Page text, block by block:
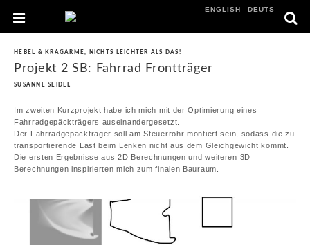
ENGLISH DEUTSCH
HEBEL & KRAGARME, NICHTS LEICHTER ALS DAS!
Projekt 2 SB: Fahrrad Frontträger
SUSANNE SEIDEL
Im zweiten Kurzprojekt habe ich mich mit der Optimierung eines
Fahrradgepäckträgers auseinandergesetzt.
Der Fahrradgepäckträger soll am Steuerrohr montiert sein, sodass die zu
transportierende Last beim Lenken nicht aus dem Gleichgewicht kommt.
Die ersten Ergebnisse aus 2D Berechnungen und weiteren 3D
Berechnungen inspirierten mich zum finalen Bauraum.